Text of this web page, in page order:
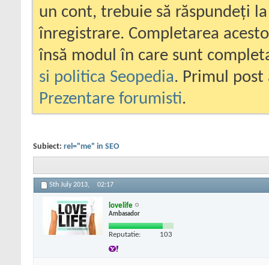
un cont, trebuie să răspundeți
înregistrare. Completarea
însă modul în care sunt
si politica Seopedia. Primul
Prezentare forumisti.
Subiect: rel="me" in SEO
5th July 2013, 02:17
lovelife
Ambasador
Reputatie: 103